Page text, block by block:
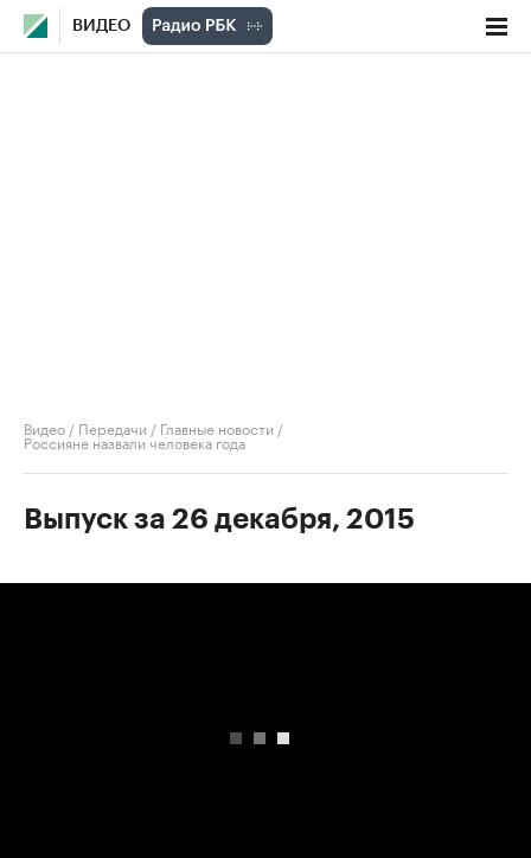
ВИДЕО
Видео / Передачи / Главные новости /
Россияне назвали человека года
Выпуск за 26 декабря, 2015